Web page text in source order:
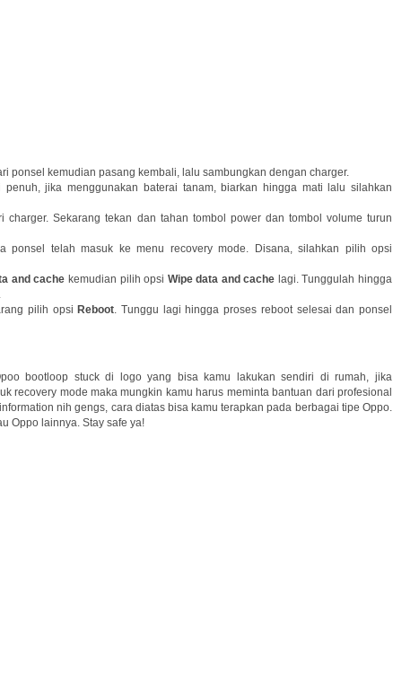
ponsel kemudian pasang kembali, lalu sambungkan dengan charger.
penuh, jika menggunakan baterai tanam, biarkan hingga mati lalu silahkan
charger. Sekarang tekan dan tahan tombol power dan tombol volume turun
ponsel telah masuk ke menu recovery mode. Disana, silahkan pilih opsi
and cache kemudian pilih opsi Wipe data and cache lagi. Tunggulah hingga
pilih opsi Reboot. Tunggu lagi hingga proses reboot selesai dan ponsel
bootloop stuck di logo yang bisa kamu lakukan sendiri di rumah, jika
recovery mode maka mungkin kamu harus meminta bantuan dari profesional
nih gengs, cara diatas bisa kamu terapkan pada berbagai tipe Oppo.
Oppo lainnya. Stay safe ya!